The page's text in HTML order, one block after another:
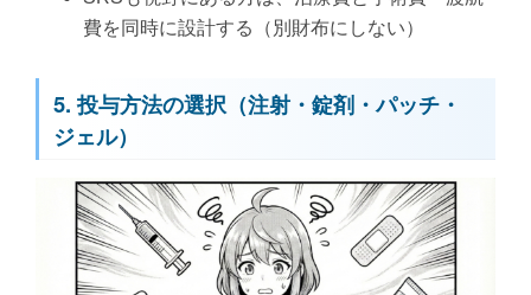
費を同時に設計する（別財布にしない）
5. 投与方法の選択（注射・錠剤・パッチ・
ジェル）